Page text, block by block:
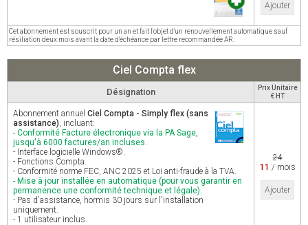
Ajouter
Cet abonnement est souscrit pour un an et fait l'objet d'un renouvellement automatique sauf
résiliation deux mois avant la date d'échéance par lettre recommandée AR.
Ciel Compta flex
Désignation
Prix Unitaire
€ HT
Abonnement annuel Ciel Compta - Simply flex (sans
assistance), incluant:
- Conformité Facture électronique via la PA Sage,
jusqu'à 6000 factures/an incluses.
- Interface logicielle Windows®.
- Fonctions Compta.
- Conformité norme FEC, ANC 2025 et Loi anti-fraude à la TVA.
- Mise à jour installée en automatique (pour vous garantir en
permanence une conformité technique et légale).
- Pas d'assistance, hormis 30 jours sur l'installation
uniquement.
- 1 utilisateur inclus.
24
11 / mois
Ajouter